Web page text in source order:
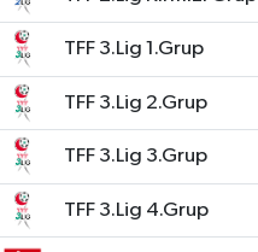
TFF 3.Lig 1.Grup
TFF 3.Lig 2.Grup
TFF 3.Lig 3.Grup
TFF 3.Lig 4.Grup